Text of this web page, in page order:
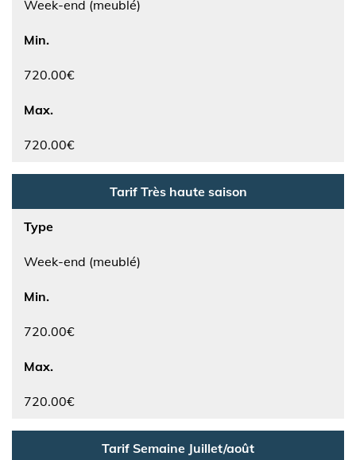
Week-end (meublé)
Min.
720.00€
Max.
720.00€
Tarif Très haute saison
Type
Week-end (meublé)
Min.
720.00€
Max.
720.00€
Tarif Semaine Juillet/août